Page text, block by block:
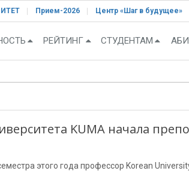
Прием-2026 Центр «Шаг в будущее»
РЕЙТИНГ СТУДЕНТАМ
KUMA начала
этого года профессор Korean